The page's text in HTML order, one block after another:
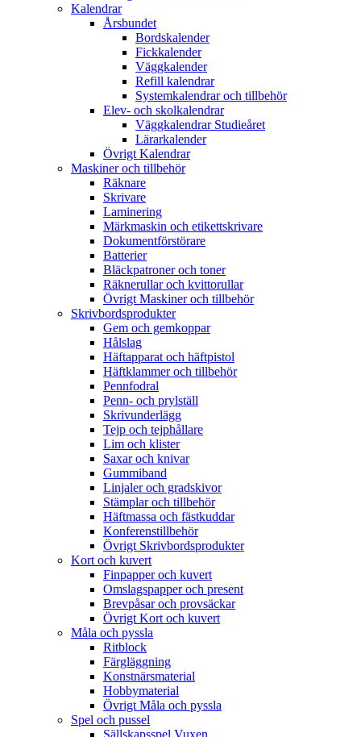
Kalendrar
Årsbundet
Bordskalender
Fickkalender
Väggkalender
Refill kalendrar
Systemkalendrar och tillbehör
Elev- och skolkalendrar
Väggkalendrar Studieåret
Lärarkalender
Övrigt Kalendrar
Maskiner och tillbehör
Räknare
Skrivare
Laminering
Märkmaskin och etikettskrivare
Dokumentförstörare
Batterier
Bläckpatroner och toner
Räknerullar och kvittorullar
Övrigt Maskiner och tillbehör
Skrivbordsprodukter
Gem och gemkoppar
Hålslag
Häftapparat och häftpistol
Häftklammer och tillbehör
Pennfodral
Penn- och prylställ
Skrivunderlägg
Tejp och tejphållare
Lim och klister
Saxar och knivar
Gummiband
Linjaler och gradskivor
Stämplar och tillbehör
Häftmassa och fästkuddar
Konferenstillbehör
Övrigt Skrivbordsprodukter
Kort och kuvert
Finpapper och kuvert
Omslagspapper och present
Brevpåsar och provsäckar
Övrigt Kort och kuvert
Måla och pyssla
Ritblock
Färgläggning
Konstnärsmaterial
Hobbymaterial
Övrigt Måla och pyssla
Spel och pussel
Sällskapsspel Vuxen